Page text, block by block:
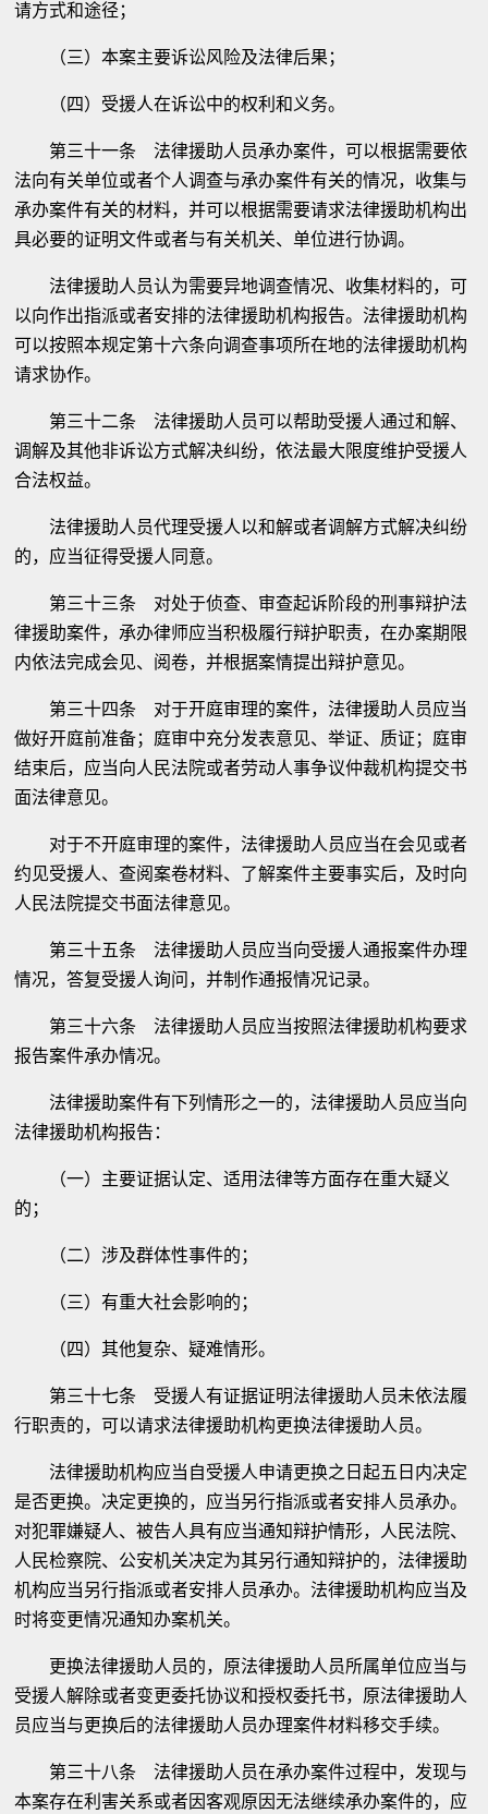
请方式和途径；
（三）本案主要诉讼风险及法律后果；
（四）受援人在诉讼中的权利和义务。
第三十一条 法律援助人员承办案件，可以根据需要依
法向有关单位或者个人调查与承办案件有关的情况，收集与
承办案件有关的材料，并可以根据需要请求法律援助机构出
具必要的证明文件或者与有关机关、单位进行协调。
法律援助人员认为需要异地调查情况、收集材料的，可
以向作出指派或者安排的法律援助机构报告。法律援助机构
可以按照本规定第十六条向调查事项所在地的法律援助机构
请求协作。
第三十二条 法律援助人员可以帮助受援人通过和解、
调解及其他非诉讼方式解决纠纷，依法最大限度维护受援人
合法权益。
法律援助人员代理受援人以和解或者调解方式解决纠纷
的，应当征得受援人同意。
第三十三条 对处于侦查、审查起诉阶段的刑事辩护法
律援助案件，承办律师应当积极履行辩护职责，在办案期限
内依法完成会见、阅卷，并根据案情提出辩护意见。
第三十四条 对于开庭审理的案件，法律援助人员应当
做好开庭前准备；庭审中充分发表意见、举证、质证；庭审
结束后，应当向人民法院或者劳动人事争议仲裁机构提交书
面法律意见。
对于不开庭审理的案件，法律援助人员应当在会见或者
约见受援人、查阅案卷材料、了解案件主要事实后，及时向
人民法院提交书面法律意见。
第三十五条 法律援助人员应当向受援人通报案件办理
情况，答复受援人询问，并制作通报情况记录。
第三十六条 法律援助人员应当按照法律援助机构要求
报告案件承办情况。
法律援助案件有下列情形之一的，法律援助人员应当向
法律援助机构报告：
（一）主要证据认定、适用法律等方面存在重大疑义
的；
（二）涉及群体性事件的；
（三）有重大社会影响的；
（四）其他复杂、疑难情形。
第三十七条 受援人有证据证明法律援助人员未依法履
行职责的，可以请求法律援助机构更换法律援助人员。
法律援助机构应当自受援人申请更换之日起五日内决定
是否更换。决定更换的，应当另行指派或者安排人员承办。
对犯罪嫌疑人、被告人具有应当通知辩护情形，人民法院、
人民检察院、公安机关决定为其另行通知辩护的，法律援助
机构应当另行指派或者安排人员承办。法律援助机构应当及
时将变更情况通知办案机关。
更换法律援助人员的，原法律援助人员所属单位应当与
受援人解除或者变更委托协议和授权委托书，原法律援助人
员应当与更换后的法律援助人员办理案件材料移交手续。
第三十八条 法律援助人员在承办案件过程中，发现与
本案存在利害关系或者因客观原因无法继续承办案件的，应